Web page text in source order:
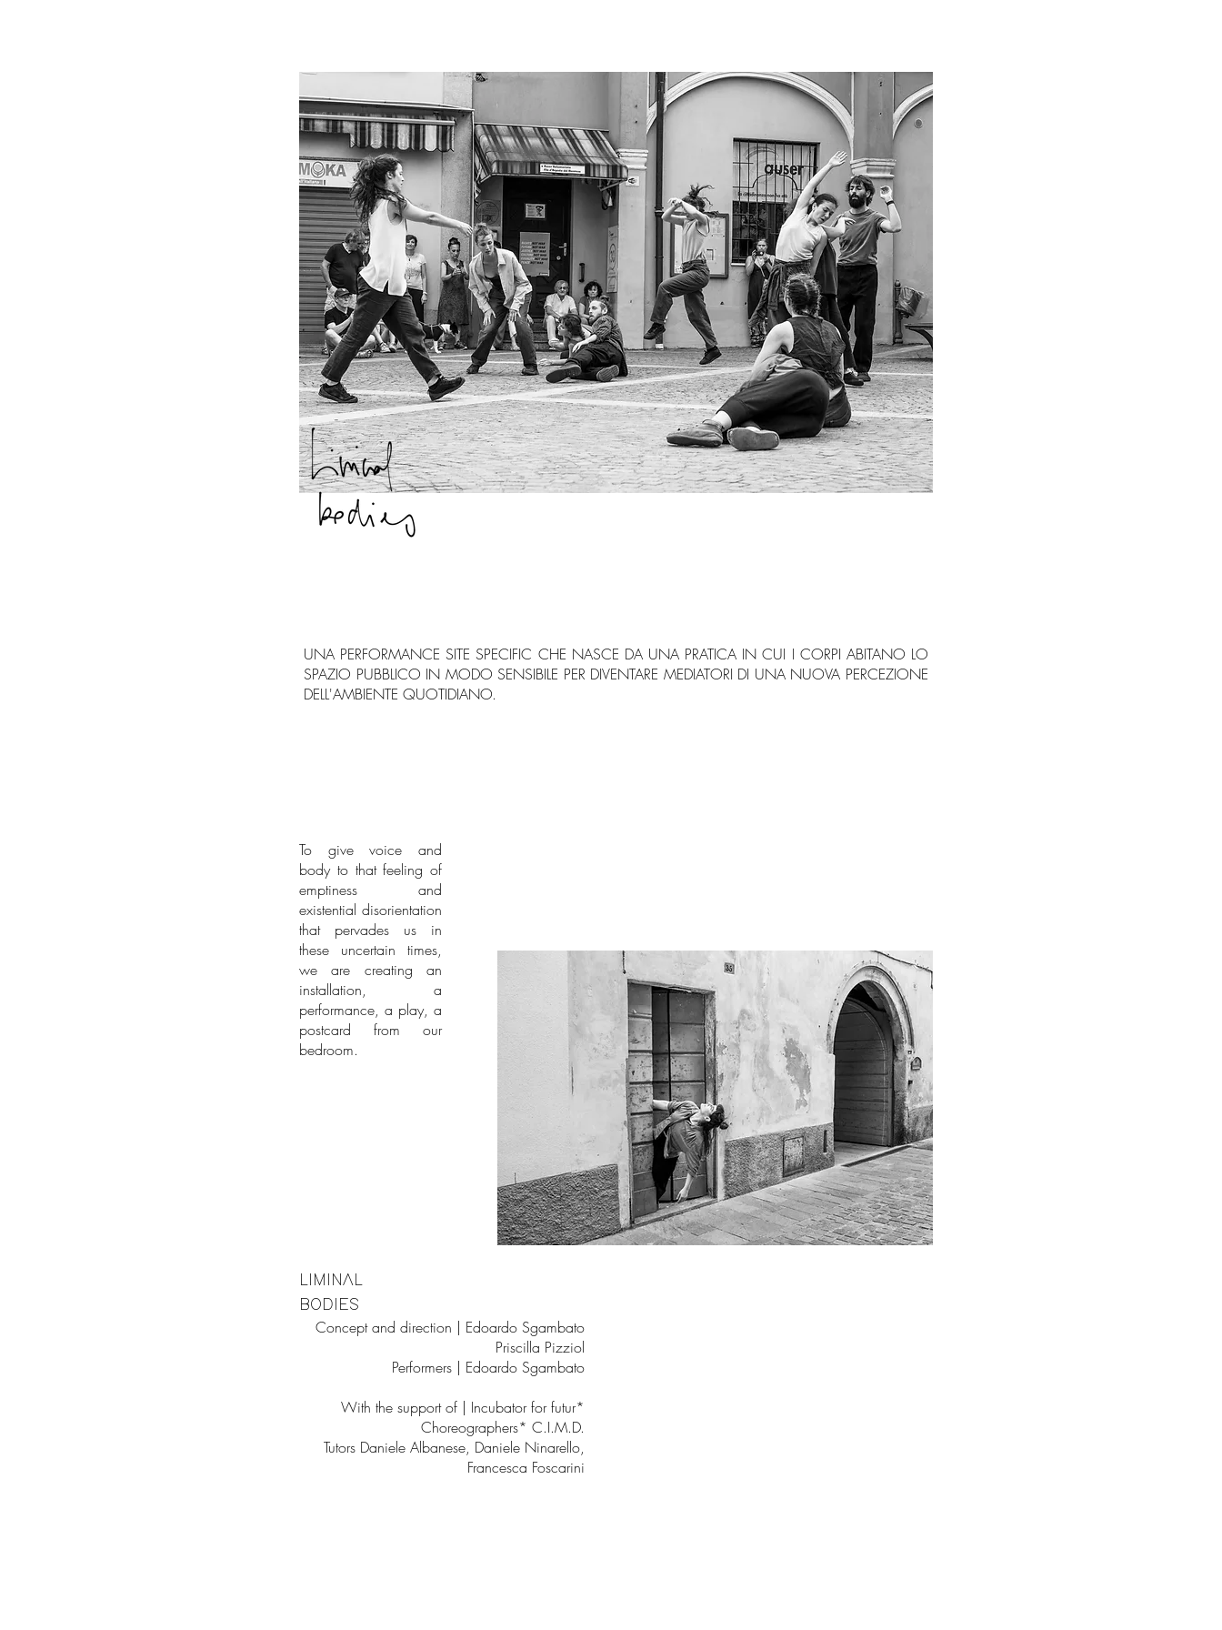
UNA PERFORMANCE SITE SPECIFIC CHE NASCE DA UNA PRATICA IN CUI I CORPI ABITANO LO
SPAZIO PUBBLICO IN MODO SENSIBILE PER DIVENTARE MEDIATORI DI UNA NUOVA PERCEZIONE
DELL'AMBIENTE QUOTIDIANO.
To give voice and
body to that feeling of
emptiness and
existential disorientation
that pervades us in
these uncertain times,
we are creating an
installation, a
performance, a play, a
postcard from our
bedroom.
LIMINAL
BODIES
Concept and direction | Edoardo Sgambato
Priscilla Pizziol
Performers | Edoardo Sgambato
With the support of | Incubator for futur*
Choreographers* C.I.M.D.
Tutors Daniele Albanese, Daniele Ninarello,
Francesca Foscarini